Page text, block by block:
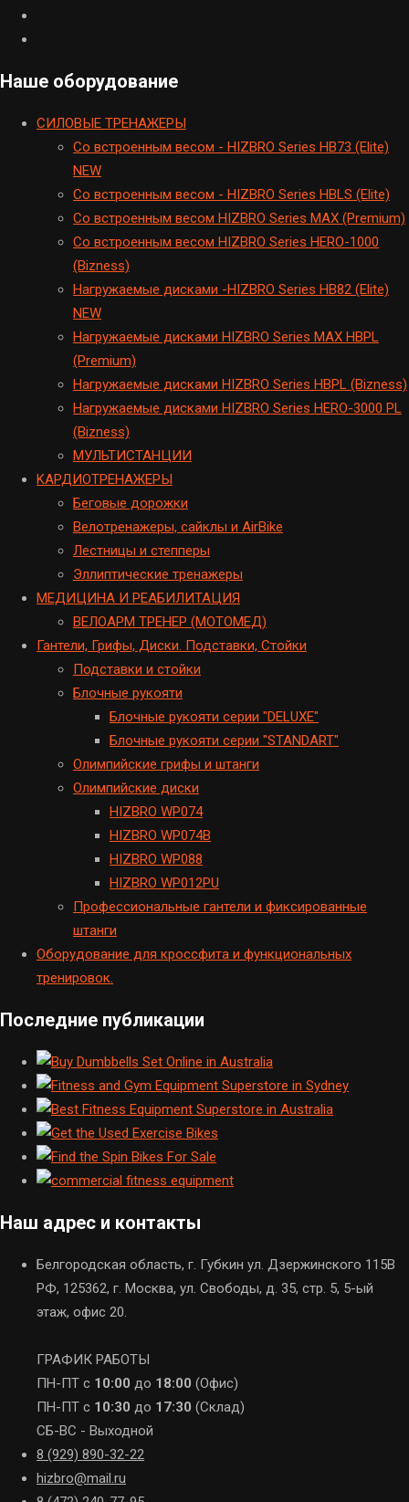
Наше оборудование
CИЛОВЫЕ ТРЕНАЖЕРЫ
Cо встроенным весом - HIZBRO Series HB73 (Elite)
NEW
Cо встроенным весом - HIZBRO Series HBLS (Elite)
Со встроенным весом HIZBRO Series MAX (Premium)
Cо встроенным весом HIZBRO Series HERO-1000
(Bizness)
Hагружаемые дисками -HIZBRO Series HB82 (Elite)
NEW
Нагружаемые дисками HIZBRO Series MAX HBPL
(Premium)
Hагружаемые дисками HIZBRO Series HBPL (Bizness)
Hагружаемые дисками HIZBRO Series HERO-3000 PL
(Bizness)
МУЛЬТИСТАНЦИИ
KАРДИОТРЕНАЖЕРЫ
Беговые дорожки
Велотренажеры, сайклы и AirBike
Лестницы и степперы
Эллиптические тренажеры
МЕДИЦИНА И РЕАБИЛИТАЦИЯ
ВЕЛОАРМ ТРЕНЕР (МОТОМЕД)
Гантели, Грифы, Диски. Подставки, Стойки
Подставки и стойки
Блочные рукояти
Блочные рукояти серии "DELUXE"
Блочные рукояти серии "STANDART"
Олимпийские грифы и штанги
Олимпийские диски
HIZBRO WP074
HIZBRO WP074B
HIZBRO WP088
HIZBRO WP012PU
Профессиональные гантели и фиксированные
штанги
Оборудование для кроссфита и функциональных
тренировок.
Последние публикации
Наш адрес и контакты
Белгородская область, г. Губкин ул. Дзержинского 115В
РФ, 125362, г. Москва, ул. Свободы, д. 35, стр. 5, 5-ый
этаж, офис 20.
ГРАФИК РАБОТЫ
ПН-ПТ с 10:00 до 18:00 (Офис)
ПН-ПТ с 10:30 до 17:30 (Склад)
СБ-ВС - Выходной
8 (929) 890-32-22
hizbro@mail.ru